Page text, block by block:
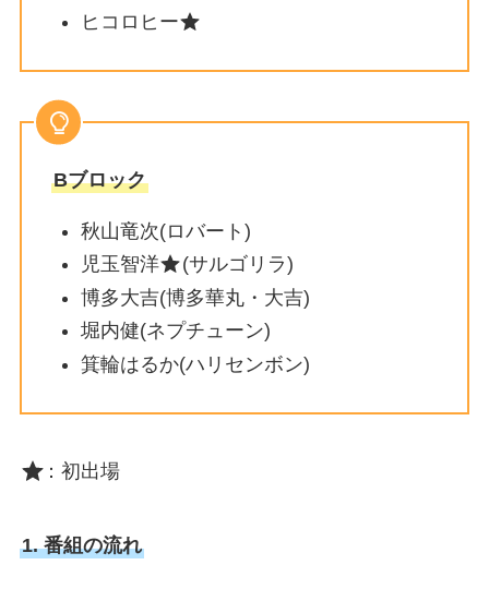
ヒコロヒー
Bブロック
秋山竜次(ロバート)
児玉智洋
(サルゴリラ)
博多大吉(博多華丸・大吉)
堀内健(ネプチューン)
箕輪はるか(ハリセンボン)
：初出場
1. 番組の流れ